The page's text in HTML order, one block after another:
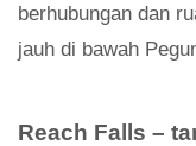
berhubungan dan
jauh di bawah
Reach Falls –